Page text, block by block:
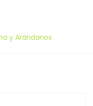
y Arándanos